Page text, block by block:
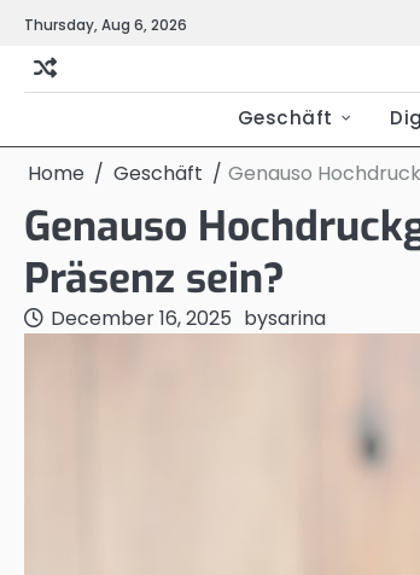
Skip
content
Thursday, Aug 6, 2026
Geschäft
Home Geschäft Genauso
Genauso
Präsenz sein?
December 16, 2025 bysarina